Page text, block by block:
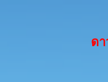
ด